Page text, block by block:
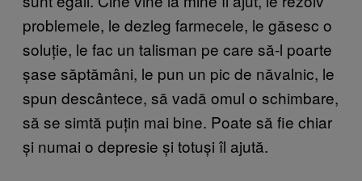
problemele, le dezleg farmecele, le găsesc o
soluție, le fac un talisman pe care să-l poarte
șase săptămâni, le pun un pic de năvalnic, le
spun descântece, să vadă omul o schimbare,
să se simtă puțin mai bine. Poate să fie chiar
și numai o depresie și totuși îl ajută.